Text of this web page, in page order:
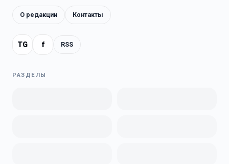
О редакции Контакты
TG f RSS
РАЗДЕЛЫ